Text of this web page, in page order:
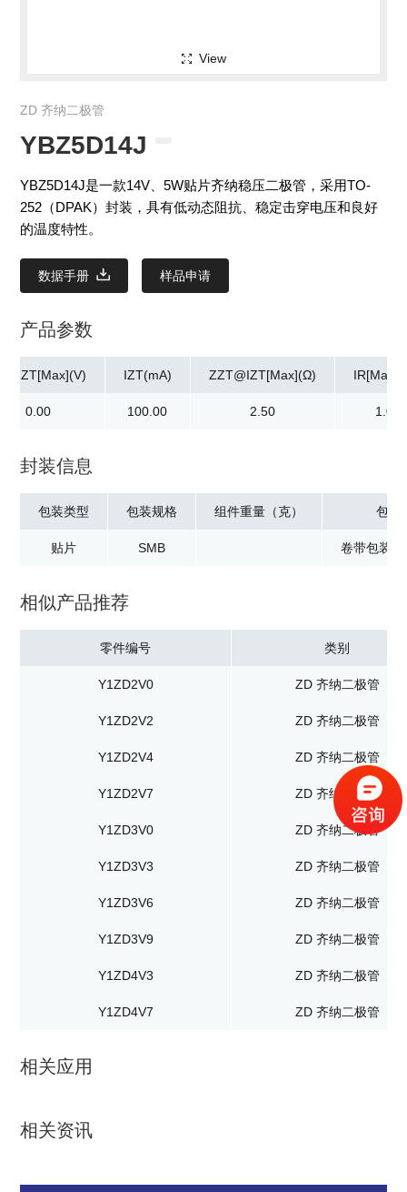
View
ZD 齐纳二极管
YBZ5D14J
YBZ5D14J是一款14V、5W贴片齐纳稳压二极管，采用TO-
252（DPAK）封装，具有低动态阻抗、稳定击穿电压和良好
的温度特性。
数据手册 样品申请
产品参数
0.00
IZT(mA)
100.00
ZZT@IZT[Max](Ω)
2.50 1.00
封装信息
包装类型
贴片
包装规格
SMB
组件重量（克） 包装
卷带包装
相似产品推荐
零件编号 类别
Y1ZD2V0 ZD 齐纳二极管
Y1ZD2V2 ZD 齐纳二极管
Y1ZD2V4 ZD 齐纳二极管
Y1ZD2V7 ZD 齐纳二极管
Y1ZD3V0 ZD 齐纳二极管
Y1ZD3V3 ZD 齐纳二极管
Y1ZD3V6 ZD 齐纳二极管
Y1ZD3V9 ZD 齐纳二极管
Y1ZD4V3 ZD 齐纳二极管
Y1ZD4V7 ZD 齐纳二极管
相关应用
相关资讯